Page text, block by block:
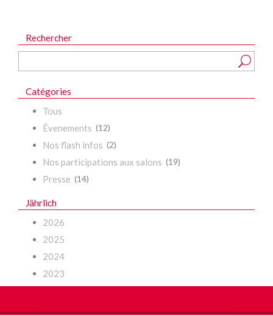
Rechercher
Catégories
Tous
Évenements (12)
Nos flash infos (2)
Nos participations aux salons (19)
Presse (14)
Jährlich
2026
2025
2024
2023